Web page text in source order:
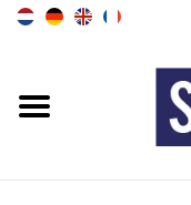
Home